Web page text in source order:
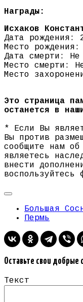
Награды:
Исхаков
Дата рождения:
Место рождения:
Дата смерти: Не
Место смерти:
Место
Это страница
останется в
* Если Вы
Вы против
сообщите нам об
являетесь
внести
воспользуйтесь
Большая
Пермь
Оставьте свои добрые
Текст